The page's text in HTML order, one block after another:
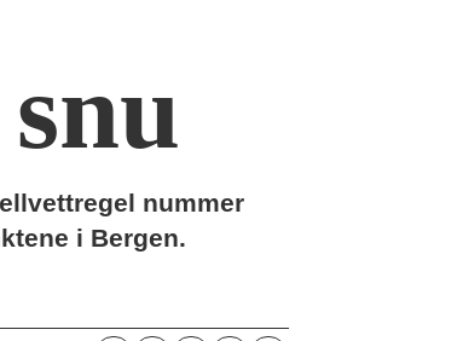
nummer
i Bergen.